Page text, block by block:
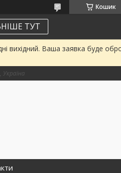
Кошик
ТУТ
вихідний. Ваша заявка буде
Україна